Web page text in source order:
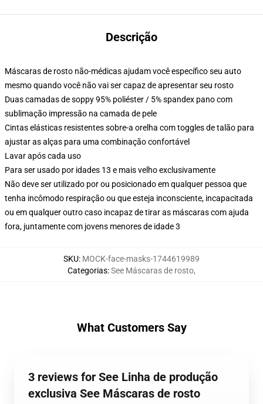
Descrição
Máscaras de rosto não-médicas ajudam você específico seu auto
mesmo quando você não vai ser capaz de apresentar seu rosto
Duas camadas de soppy 95% poliéster / 5% spandex pano com
sublimação impressão na camada de pele
Cintas elásticas resistentes sobre-a orelha com toggles de talão para
ajustar as alças para uma combinação confortável
Lavar após cada uso
Para ser usado por idades 13 e mais velho exclusivamente
Não deve ser utilizado por ou posicionado em qualquer pessoa que
tenha incômodo respiração ou que esteja inconsciente, incapacitada
ou em qualquer outro caso incapaz de tirar as máscaras com ajuda
fora, juntamente com jovens menores de idade 3
SKU: MOCK-face-masks-1744619989
Categorias:See Máscaras de rosto,
What Customers Say
3 reviews for See Linha de produção
exclusiva See Máscaras de rosto